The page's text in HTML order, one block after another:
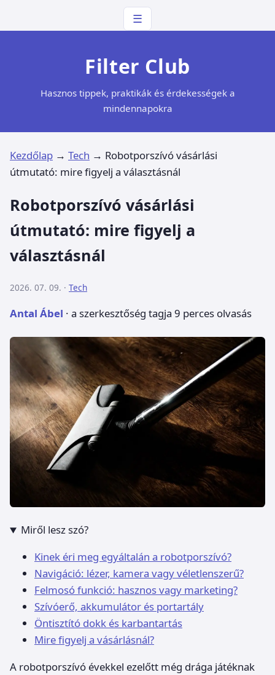
☰
Filter Club
Hasznos tippek, praktikák és érdekességek a
mindennapokra
Kezdőlap → Tech → Robotporszívó vásárlási
útmutató: mire figyelj a választásnál
Robotporszívó vásárlási
útmutató: mire figyelj a
választásnál
2026. 07. 09. · Tech
Antal Ábel · a szerkesztőség tagja 9 perces olvasás
Miről lesz szó?
Kinek éri meg egyáltalán a robotporszívó?
Navigáció: lézer, kamera vagy véletlenszerű?
Felmosó funkció: hasznos vagy marketing?
Szívóerő, akkumulátor és portartály
Öntisztító dokk és karbantartás
Mire figyelj a vásárlásnál?
A robotporszívó évekkel ezelőtt még drága játéknak